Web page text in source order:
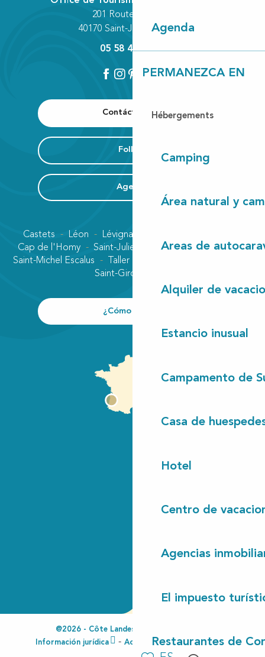
Agenda
PERMANEZCA EN
Hébergements
Camping
Área natural y
Areas de
Alquiler de
Estancio inusual
Campamento de
Casa de
Hotel
Centro de
Agencias
El impuesto
Restaurantes de
Contáctenos
Folleto
Agenda
201 Route des Lacs
40170 Saint-Julien-en-Born
05 58 42 89 80
Castets Léon Lévignacq
Cap de l'Homy
Saint-Julien-en-Born
Contis plage
Saint-Michel Escalus
Taller
Saint-Girons plage
¿Cómo llegar?
@2026 - Côte Landes Nature Tourisme
Información jurídica
Accesibilidad no conforme